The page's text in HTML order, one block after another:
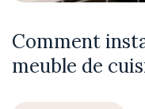
Comment
meuble de